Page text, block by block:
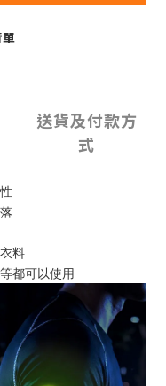
送貨及付款方
式
料
都可以使用